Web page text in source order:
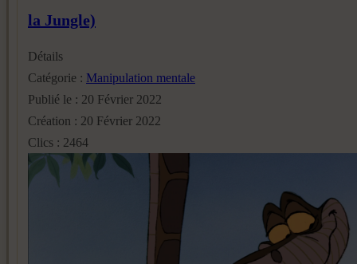
la Jungle)
Détails
Catégorie : Manipulation mentale
Publié le : 20 Février 2022
Création : 20 Février 2022
Clics : 2464